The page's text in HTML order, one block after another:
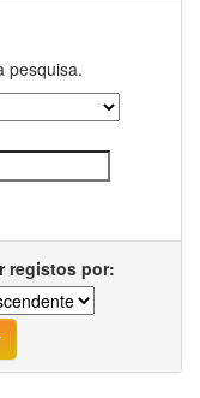
pesquisa.
registos por: